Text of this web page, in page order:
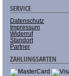
SERVICE
Datenschutz
Impressum
Widerruf
Standort
Partner
ZAHLUNGSARTEN